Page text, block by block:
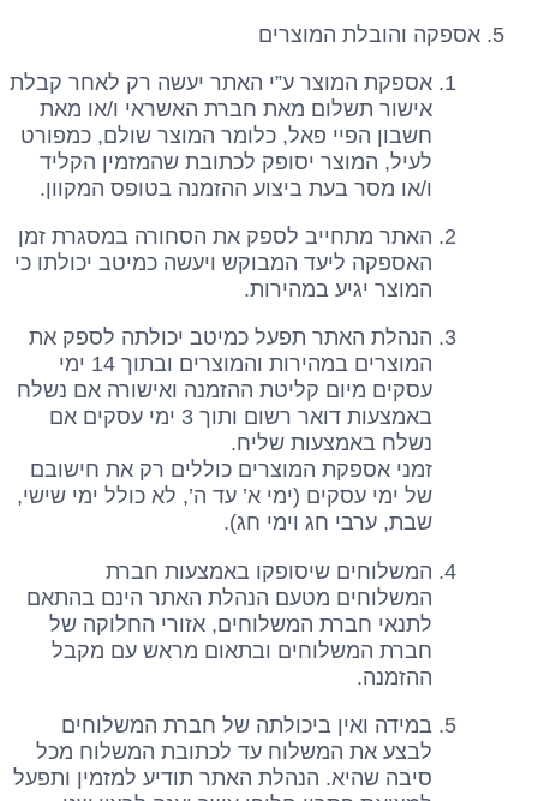
אספקה והובלת המוצרים
אספקת המוצר ע”י האתר יעשה רק לאחר קבלת
אישור תשלום מאת חברת האשראי ו/או מאת
חשבון הפיי פאל, כלומר המוצר שולם, כמפורט
לעיל, המוצר יסופק לכתובת שהמזמין הקליד
ו/או מסר בעת ביצוע ההזמנה בטופס המקוון.
האתר מתחייב לספק את הסחורה במסגרת זמן
האספקה ליעד המבוקש ויעשה כמיטב יכולתו כי
המוצר יגיע במהירות.
הנהלת האתר תפעל כמיטב יכולתה לספק את
המוצרים במהירות והמוצרים ובתוך 14 ימי
עסקים מיום קליטת ההזמנה ואישורה אם נשלח
באמצעות דואר רשום ותוך 3 ימי עסקים אם
נשלח באמצעות שליח.
זמני אספקת המוצרים כוללים רק את חישובם
של ימי עסקים (ימי א’ עד ה’, לא כולל ימי שישי,
שבת, ערבי חג וימי חג).
המשלוחים שיסופקו באמצעות חברת
המשלוחים מטעם הנהלת האתר הינם בהתאם
לתנאי חברת המשלוחים, אזורי החלוקה של
חברת המשלוחים ובתאום מראש עם מקבל
ההזמנה.
במידה ואין ביכולתה של חברת המשלוחים
לבצע את המשלוח עד לכתובת המשלוח מכל
סיבה שהיא. הנהלת האתר תודיע למזמין ותפעל